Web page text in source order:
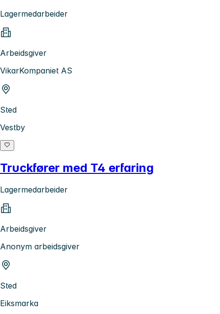
Lagermedarbeider
Arbeidsgiver
VikarKompaniet AS
Sted
Vestby
Truckfører med T4 erfaring
Lagermedarbeider
Arbeidsgiver
Anonym arbeidsgiver
Sted
Eiksmarka